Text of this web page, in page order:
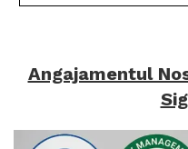
Angajamentul